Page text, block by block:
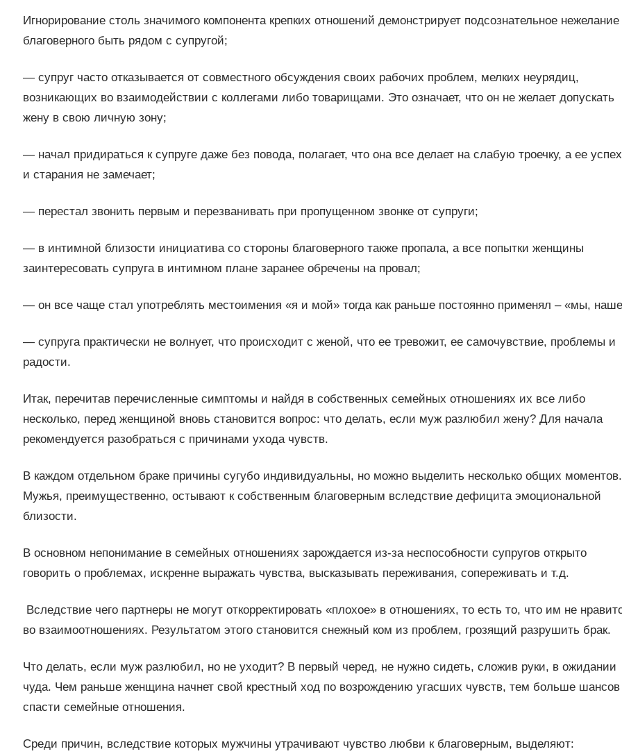
Игнорирование столь значимого компонента крепких отношений демонстрирует подсознательное нежелание
благоверного быть рядом с супругой;
— супруг часто отказывается от совместного обсуждения своих рабочих проблем, мелких неурядиц,
возникающих во взаимодействии с коллегами либо товарищами. Это означает, что он не желает допускать
жену в свою личную зону;
— начал придираться к супруге даже без повода, полагает, что она все делает на слабую троечку, а ее
и старания не замечает;
— перестал звонить первым и перезванивать при пропущенном звонке от супруги;
— в интимной близости инициатива со стороны благоверного также пропала, а все попытки женщины
заинтересовать супруга в интимном плане заранее обречены на провал;
— он все чаще стал употреблять местоимения «я и мой» тогда как раньше постоянно применял – «мы,
— супруга практически не волнует, что происходит с женой, что ее тревожит, ее самочувствие, проблемы и
радости.
Итак, перечитав перечисленные симптомы и найдя в собственных семейных отношениях их все либо
несколько, перед женщиной вновь становится вопрос: что делать, если муж разлюбил жену? Для начала
рекомендуется разобраться с причинами ухода чувств.
В каждом отдельном браке причины сугубо индивидуальны, но можно выделить несколько общих моментов.
Мужья, преимущественно, остывают к собственным благоверным вследствие дефицита эмоциональной
близости.
В основном непонимание в семейных отношениях зарождается из-за неспособности супругов открыто
говорить о проблемах, искренне выражать чувства, высказывать переживания, сопереживать и т.д.
Вследствие чего партнеры не могут откорректировать «плохое» в отношениях, то есть то, что им не
во взаимоотношениях. Результатом этого становится снежный ком из проблем, грозящий разрушить брак.
Что делать, если муж разлюбил, но не уходит? В первый черед, не нужно сидеть, сложив руки, в ожидании
чуда. Чем раньше женщина начнет свой крестный ход по возрождению угасших чувств, тем больше шансов
спасти семейные отношения.
Среди причин, вследствие которых мужчины утрачивают чувство любви к благоверным, выделяют: